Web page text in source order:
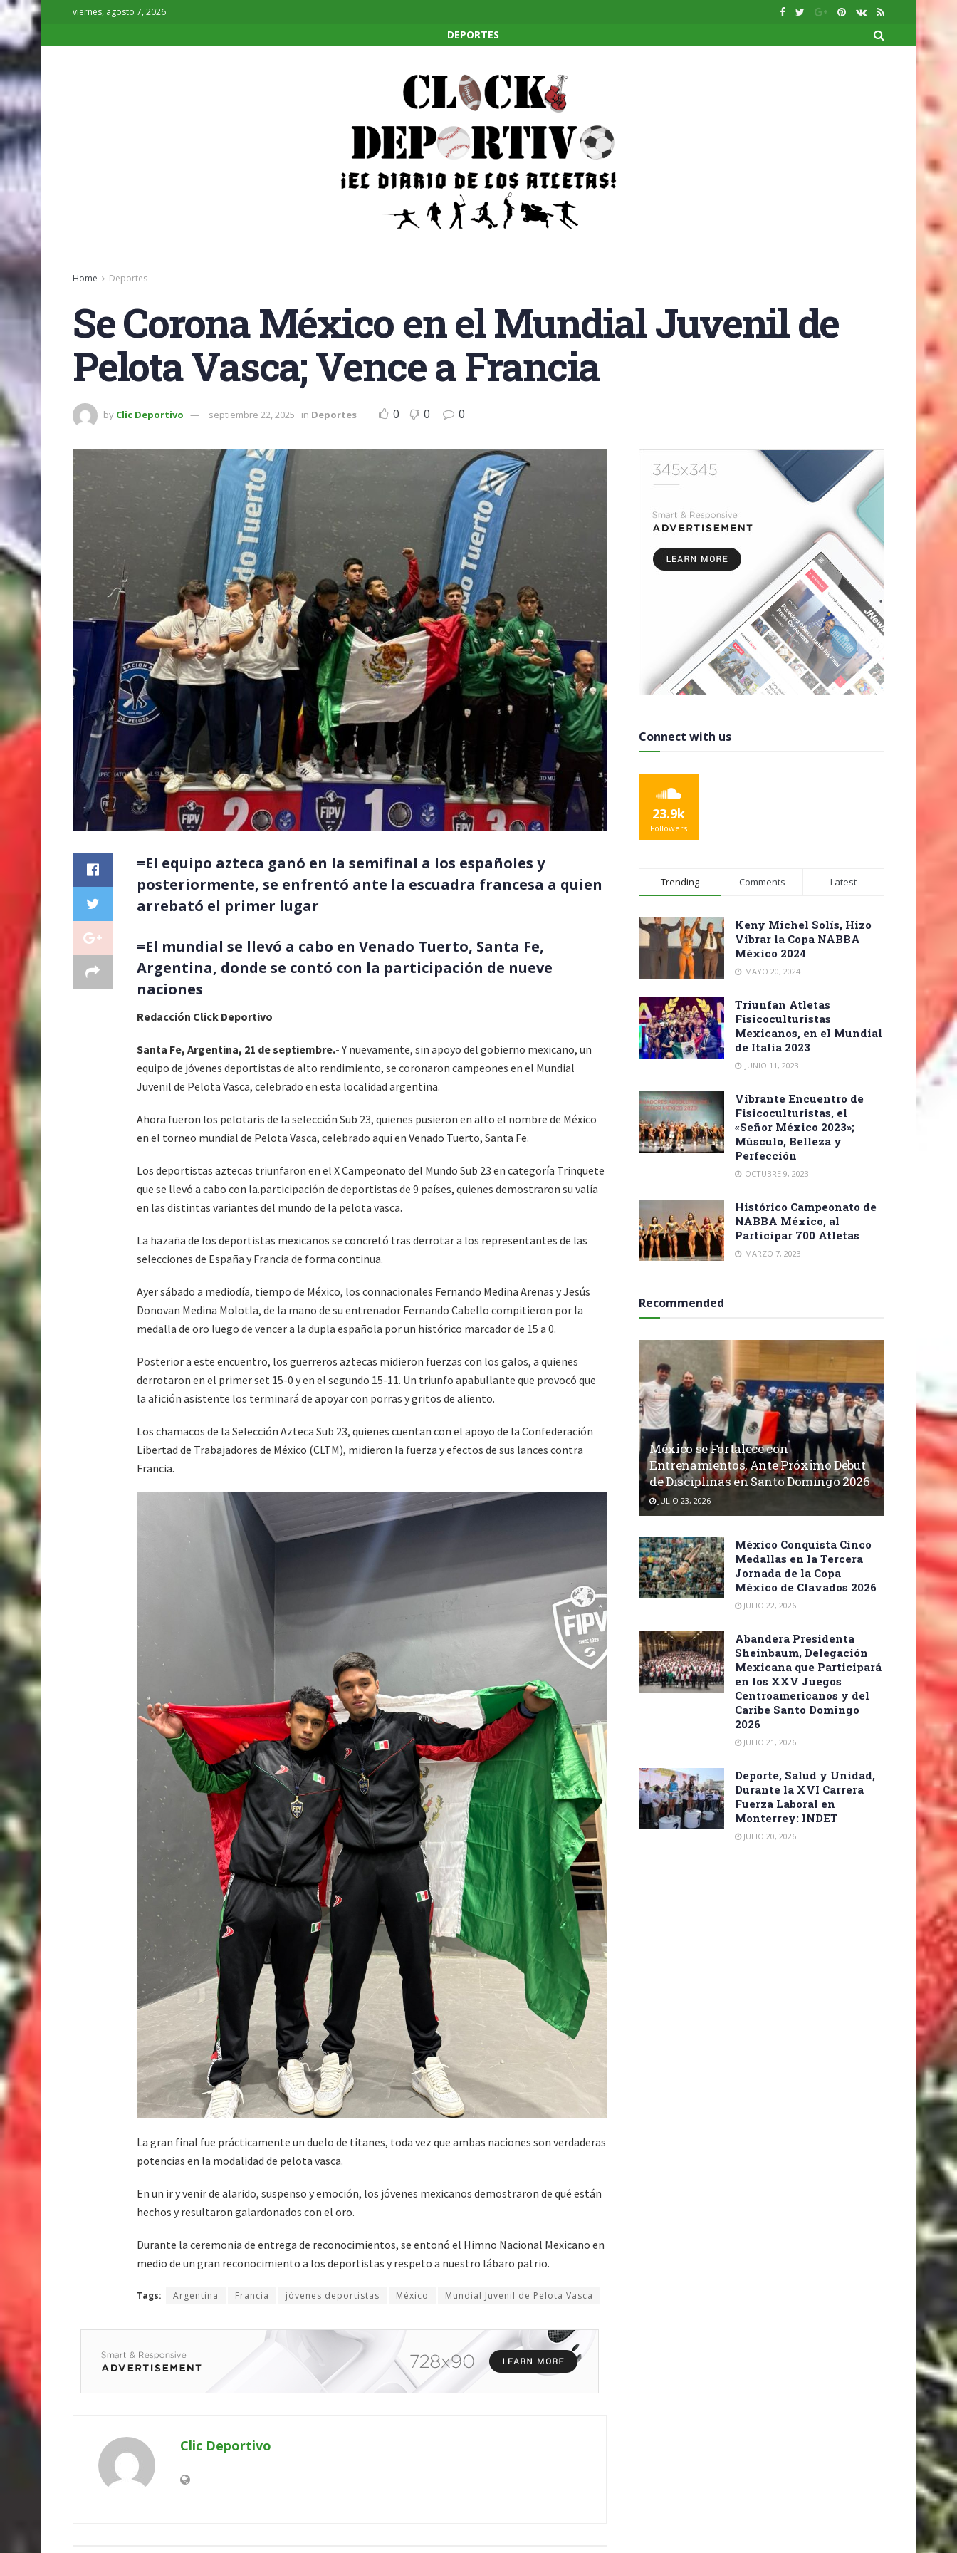
viernes, agosto 7, 2026
DEPORTES
Home Deportes
Se Corona México en el Mundial Juvenil de
Pelota Vasca; Vence a Francia
by Clic Deportivo septiembre 22, 2025 in Deportes 0 0 0
=El equipo azteca ganó en la semifinal a los españoles y
posteriormente, se enfrentó ante la escuadra francesa a quien
arrebató el primer lugar
=El mundial se llevó a cabo en Venado Tuerto, Santa Fe,
Argentina, donde se contó con la participación de nueve
naciones
Redacción Click Deportivo
Santa Fe, Argentina, 21 de septiembre.-Y nuevamente, sin apoyo del gobierno mexicano, un
equipo de jóvenes deportistas de alto rendimiento, se coronaron campeones en el Mundial
Juvenil de Pelota Vasca, celebrado en esta localidad argentina.
Ahora fueron los pelotaris de la selección Sub 23, quienes pusieron en alto el nombre de México
en el torneo mundial de Pelota Vasca, celebrado aqui en Venado Tuerto, Santa Fe.
Los deportistas aztecas triunfaron en el X Campeonato del Mundo Sub 23 en categoría Trinquete
que se llevó a cabo con la.participación de deportistas de 9 países, quienes demostraron su valía
en las distintas variantes del mundo de la pelota vasca.
La hazaña de los deportistas mexicanos se concretó tras derrotar a los representantes de las
selecciones de España y Francia de forma continua.
Ayer sábado a mediodía, tiempo de México, los connacionales Fernando Medina Arenas y Jesús
Donovan Medina Molotla, de la mano de su entrenador Fernando Cabello compitieron por la
medalla de oro luego de vencer a la dupla española por un histórico marcador de 15 a 0.
Posterior a este encuentro, los guerreros aztecas midieron fuerzas con los galos, a quienes
derrotaron en el primer set 15-0 y en el segundo 15-11. Un triunfo apabullante que provocó que
la afición asistente los terminará de apoyar con porras y gritos de aliento.
Los chamacos de la Selección Azteca Sub 23, quienes cuentan con el apoyo de la Confederación
Libertad de Trabajadores de México (CLTM), midieron la fuerza y efectos de sus lances contra
Francia.
La gran final fue prácticamente un duelo de titanes, toda vez que ambas naciones son verdaderas
potencias en la modalidad de pelota vasca.
En un ir y venir de alarido, suspenso y emoción, los jóvenes mexicanos demostraron de qué están
hechos y resultaron galardonados con el oro.
Durante la ceremonia de entrega de reconocimientos, se entonó el Himno Nacional Mexicano en
medio de un gran reconocimiento a los deportistas y respeto a nuestro lábaro patrio.
Tags: Argentina Francia jóvenes deportistas México Mundial Juvenil de Pelota Vasca
Clic Deportivo
Connect with us
23.9k
Followers
Trending Comments Latest
Keny Michel Solís, Hizo
Vibrar la Copa NABBA
México 2024
MAYO 20, 2024
Triunfan Atletas
Fisicoculturistas
Mexicanos, en el Mundial
de Italia 2023
JUNIO 11, 2023
Vibrante Encuentro de
Fisicoculturistas, el
«Señor México 2023»;
Músculo, Belleza y
Perfección
OCTUBRE 9, 2023
Histórico Campeonato de
NABBA México, al
Participar 700 Atletas
MARZO 7, 2023
Recommended
México se Fortalece con
Entrenamientos, Ante Próximo Debut
de Disciplinas en Santo Domingo 2026
JULIO 23, 2026
México Conquista Cinco
Medallas en la Tercera
Jornada de la Copa
México de Clavados 2026
JULIO 22, 2026
Abandera Presidenta
Sheinbaum, Delegación
Mexicana que Participará
en los XXV Juegos
Centroamericanos y del
Caribe Santo Domingo
2026
JULIO 21, 2026
Deporte, Salud y Unidad,
Durante la XVI Carrera
Fuerza Laboral en
Monterrey: INDET
JULIO 20, 2026